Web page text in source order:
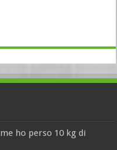
ho perso 10 kg di